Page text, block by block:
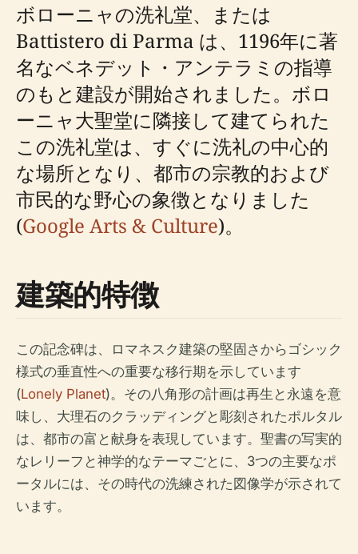
ボローニャの洗礼堂、または
Battistero di Parma は、1196年に著
名なベネデット・アンテラミの指導
のもと建設が開始されました。ボロ
ーニャ大聖堂に隣接して建てられた
この洗礼堂は、すぐに洗礼の中心的
な場所となり、都市の宗教的および
市民的な野心の象徴となりました
(Google Arts & Culture)。
建築的特徴
この記念碑は、ロマネスク建築の堅固さからゴシック
様式の垂直性への重要な移行期を示しています
(Lonely Planet)。その八角形の計画は再生と永遠を意
味し、大理石のクラッディングと彫刻されたポルタル
は、都市の富と献身を表現しています。聖書の写実的
なレリーフと神学的なテーマごとに、3つの主要なポ
ータルには、その時代の洗練された図像学が示されて
います。